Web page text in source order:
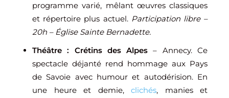
programme varié, mêlant œuvres classiques
et répertoire plus actuel. Participation libre –
20h – Église Sainte Bernadette.
Théâtre : Crétins des Alpes – Annecy. Ce
spectacle déjanté rend hommage aux Pays
de Savoie avec humour et autodérision. En
une heure et demie, clichés, manies et